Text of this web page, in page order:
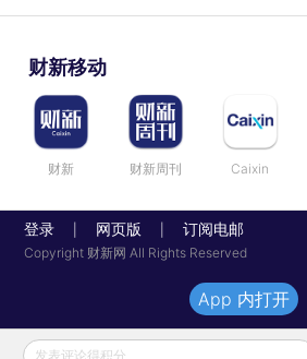
财新移动
财新 财新周刊 Caixin
登录 网页版 订阅电邮
Copyright 财新网 All Rights Reserved
发表评论得积分
App 内打开